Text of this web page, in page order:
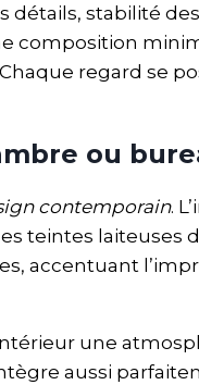
détails, stabilité
composition
regard se
ou
contemporain.
teintes laiteuses
accentuant
une
aussi